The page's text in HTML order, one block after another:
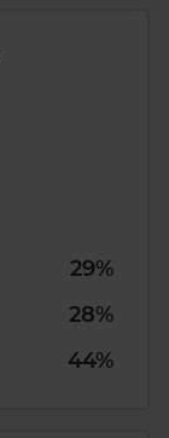
29%
28%
44%